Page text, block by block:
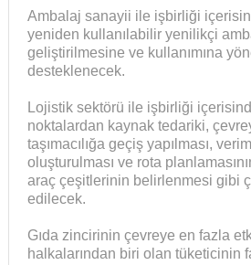
Ambalaj sanayii ile işbirliği
yeniden kullanılabilir yenilikçi
geliştirilmesine ve kullanımına
desteklenecek.
Lojistik sektörü ile işbirliği
noktalardan kaynak tedariki,
taşımacılığa geçiş yapılması,
oluşturulması ve rota
araç çeşitlerinin belirlenmesi gibi
edilecek.
Gıda zincirinin çevreye en fazla
halkalarından biri olan tüketicinin